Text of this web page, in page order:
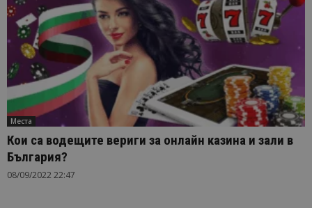
Места
Кои са водещите вериги за онлайн казина и зали в
България?
08/09/2022 22:47